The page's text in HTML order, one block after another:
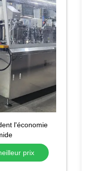
l'économie
de
serviette
prix